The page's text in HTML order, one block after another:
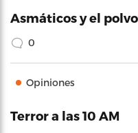
Asmáticos y el
0
Opiniones
Terror a las 10 AM